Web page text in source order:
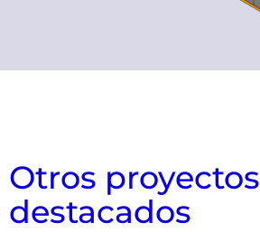
Otros proyectos
destacados